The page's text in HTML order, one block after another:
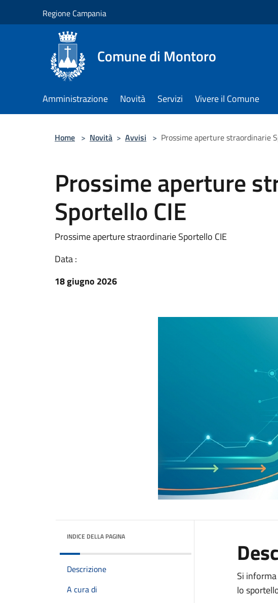
Regione Campania
Comune di Montoro
Amministrazione Novità Servizi Vivere il Comune
Home > Novità > Avvisi > Prossime aperture straordinarie
Prossime aperture
Sportello CIE
Prossime aperture straordinarie Sportello CIE
Data :
18 giugno 2026
INDICE DELLA PAGINA
Descrizione
A cura di
Si
lo